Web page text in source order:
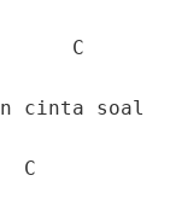
C
cinta soal
C